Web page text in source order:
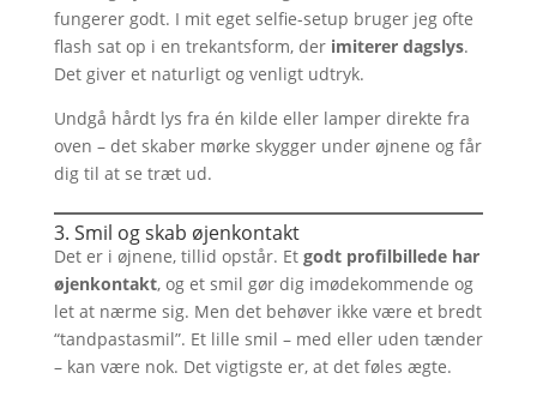
fungerer godt. I mit eget selfie-setup bruger jeg ofte
flash sat op i en trekantsform, der imiterer dagslys.
Det giver et naturligt og venligt udtryk.
Undgå hårdt lys fra én kilde eller lamper direkte fra
oven – det skaber mørke skygger under øjnene og får
dig til at se træt ud.
3. Smil og skab øjenkontakt
Det er i øjnene, tillid opstår. Et godt profilbillede har
øjenkontakt, og et smil gør dig imødekommende og
let at nærme sig. Men det behøver ikke være et bredt
“tandpastasmil”. Et lille smil – med eller uden tænder
– kan være nok. Det vigtigste er, at det føles ægte.